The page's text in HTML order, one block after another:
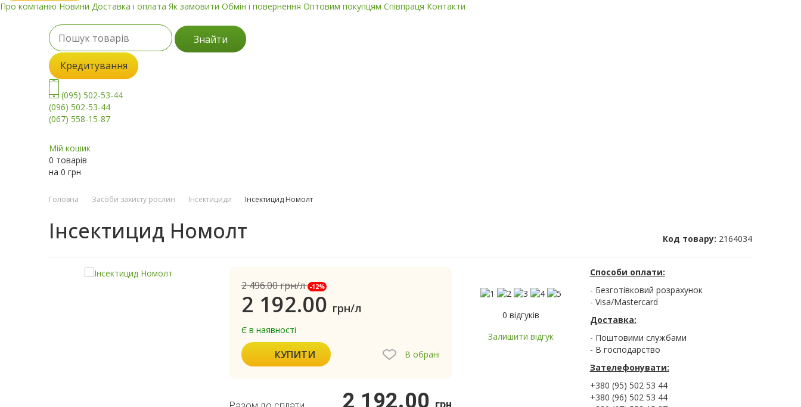
Про компанію Новини Доставка і оплата Як замовити Обмін і повернення Оптовим покупцям Співпраця Контакти
Знайти
Кредитування
(095) 502-53-44
(096) 502-53-44
(067) 558-15-87
Мій кошик
0 товарів
на 0 грн
Головна Засоби захисту рослин Інсектициди Інсектицид Номолт
Інсектицид Номолт Код товару: 2164034
2 496.00грн/л -12%
2 192.00 грн/л
Є в наявності
КУПИТИ В обрані
2 192.00
0 відгуків
Залишити відгук
Способи оплати:
- Безготівковий розрахунок
- Visa/Mastercard
Доставка:
- Поштовими службами
- В господарство
Зателефонувати:
+380 (95) 502 53 44
+380 (96) 502 53 44